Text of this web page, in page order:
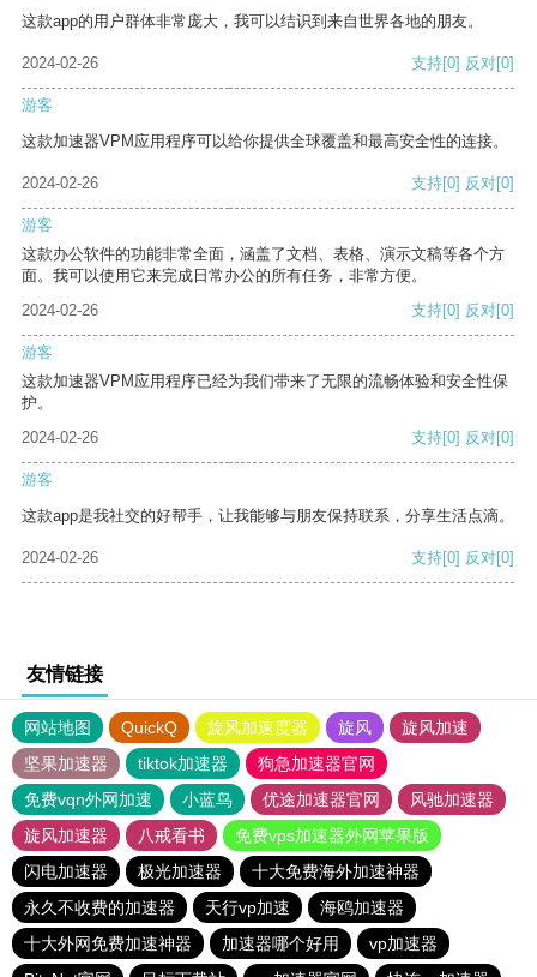
这款app的用户群体非常庞大，我可以结识到来自世界各地的朋友。
2024-02-26 支持[0] 反对[0]
游客
这款加速器VPM应用程序可以给你提供全球覆盖和最高安全性的连接。
2024-02-26 支持[0] 反对[0]
游客
这款办公软件的功能非常全面，涵盖了文档、表格、演示文稿等各个方
面。我可以使用它来完成日常办公的所有任务，非常方便。
2024-02-26
支持[0] 反对[0]
游客
这款加速器VPM应用程序已经为我们带来了无限的流畅体验和安全性保
护。
2024-02-26
支持[0] 反对[0]
游客
这款app是我社交的好帮手，让我能够与朋友保持联系，分享生活点滴。
2024-02-26 支持[0] 反对[0]
友情链接
网站地图 QuickQ 旋风加速度器 旋风
旋风加速
坚果加速器
tiktok加速器
狗急加速器官网
免费vqn外网加速
小蓝鸟 优途加速器官网
风驰加速器
旋风加速器
八戒看书
免费vps加速器外网苹果版
闪电加速器
极光加速器
十大免费海外加速神器
永久不收费的加速器
天行vp加速
海鸥加速器
十大外网免费加速神器
加速器哪个好用
vp加速器